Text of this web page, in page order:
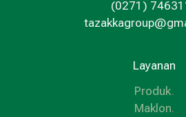
(0271)
Layanan
Produk.
Maklon.